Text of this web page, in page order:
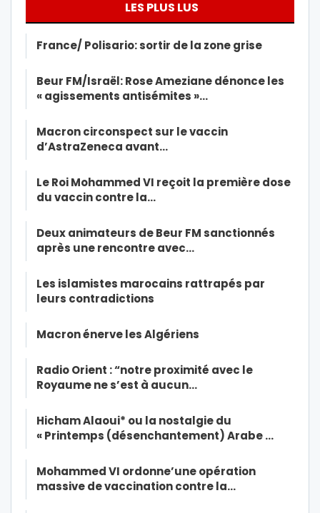
LES PLUS LUS
France/ Polisario: sortir de la zone grise
Beur FM/Israël: Rose Ameziane dénonce les
« agissements antisémites »…
Macron circonspect sur le vaccin
d’AstraZeneca avant…
Le Roi Mohammed VI reçoit la première dose
du vaccin contre la…
Deux animateurs de Beur FM sanctionnés
après une rencontre avec…
Les islamistes marocains rattrapés par
leurs contradictions
Macron énerve les Algériens
Radio Orient : “notre proximité avec le
Royaume ne s’est à aucun…
Hicham Alaoui* ou la nostalgie du
« Printemps (désenchantement) Arabe …
Mohammed VI ordonne’une opération
massive de vaccination contre la…